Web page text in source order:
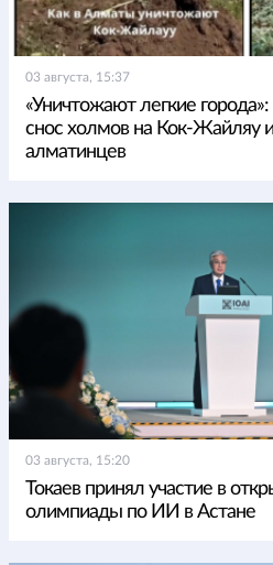
03 августа, 15:37
«Уничтожают легкие
снос холмов на Кок-Жайляу
алматинцев
03 августа, 15:20
Токаев принял участие в
олимпиады по ИИ в Астане